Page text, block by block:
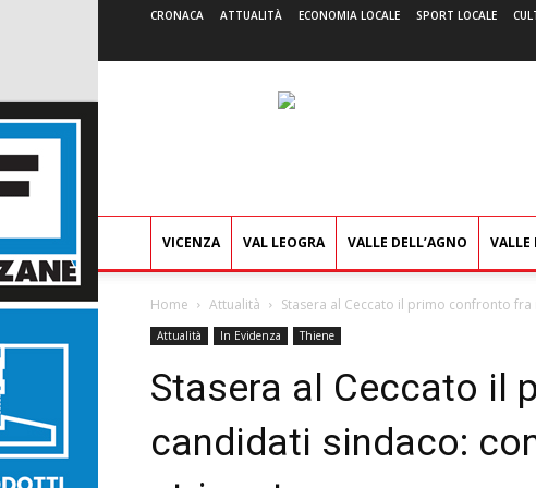
CRONACA ATTUALITÀ ECONOMIA LOCALE SPORT LOCALE
VICENZA VAL LEOGRA VALLE DELL’AGNO VALLE
Home Attualità Stasera al Ceccato il primo confronto
Attualità In Evidenza Thiene
Stasera al Ceccato il
candidati sindaco: